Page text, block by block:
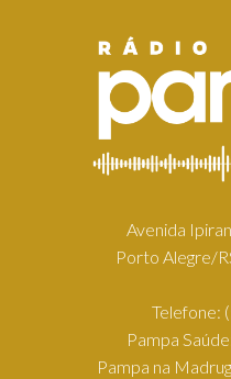
Avenida
Porto Alegre/
Telefone:
Pampa
Pampa na